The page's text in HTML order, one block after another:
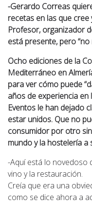
-Gerardo Correas
recetas en las que
Profesor, organizador
está presente, pero “no
Ocho ediciones de la
Mediterráneo en
para ver cómo puede
años de experiencia
Eventos le han dejado
estar unidos. Que no
consumidor por otro
mundo y la hostelería a
-Aquí está lo novedoso
vino y la restauración.
Creía que era una
como se dice ahora a